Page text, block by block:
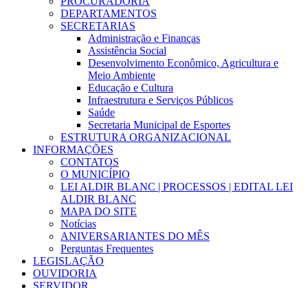
DEPARTAMENTOS
SECRETARIAS
Administração e Finanças
Assistência Social
Desenvolvimento Econômico, Agricultura e
Meio Ambiente
Educação e Cultura
Infraestrutura e Serviços Públicos
Saúde
Secretaria Municipal de Esportes
ESTRUTURA ORGANIZACIONAL
INFORMAÇÕES
CONTATOS
O MUNICÍPIO
LEI ALDIR BLANC | PROCESSOS | EDITAL LEI
ALDIR BLANC
MAPA DO SITE
Notícias
ANIVERSARIANTES DO MÊS
Perguntas Frequentes
LEGISLAÇÃO
OUVIDORIA
SERVIDOR